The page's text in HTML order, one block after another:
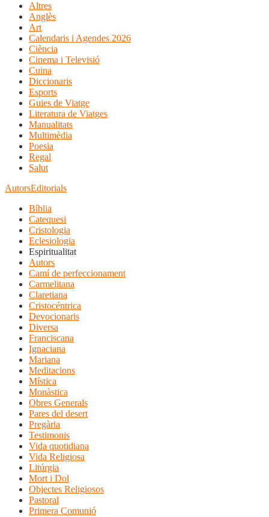
Altres
Anglès
Art
Calendaris i Agendes 2026
Ciència
Cinema i Televisió
Cuina
Diccionaris
Esports
Guies de Viatge
Literatura de Viatges
Manualitats
Multimèdia
Poesia
Regal
Salut
AutorsEditorials
Bíblia
Catequesi
Cristologia
Eclesiologia
Espiritualitat
Autors
Camí de perfeccionament
Carmelitana
Claretiana
Cristocéntrica
Devocionaris
Diversa
Franciscana
Ignaciana
Mariana
Meditacions
Mística
Monàstica
Obres Generals
Pares del desert
Pregària
Testimonis
Vida quotidiana
Vida Religiosa
Litúrgia
Mort i Dol
Objectes Religiosos
Pastoral
Primera Comunió